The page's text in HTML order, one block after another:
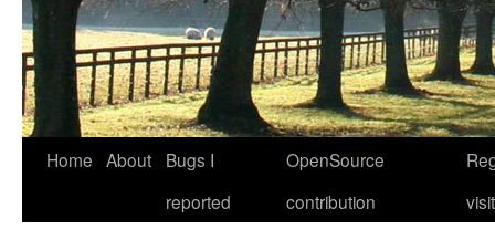
Home About
Bugs I
reported
OpenSource
contribution